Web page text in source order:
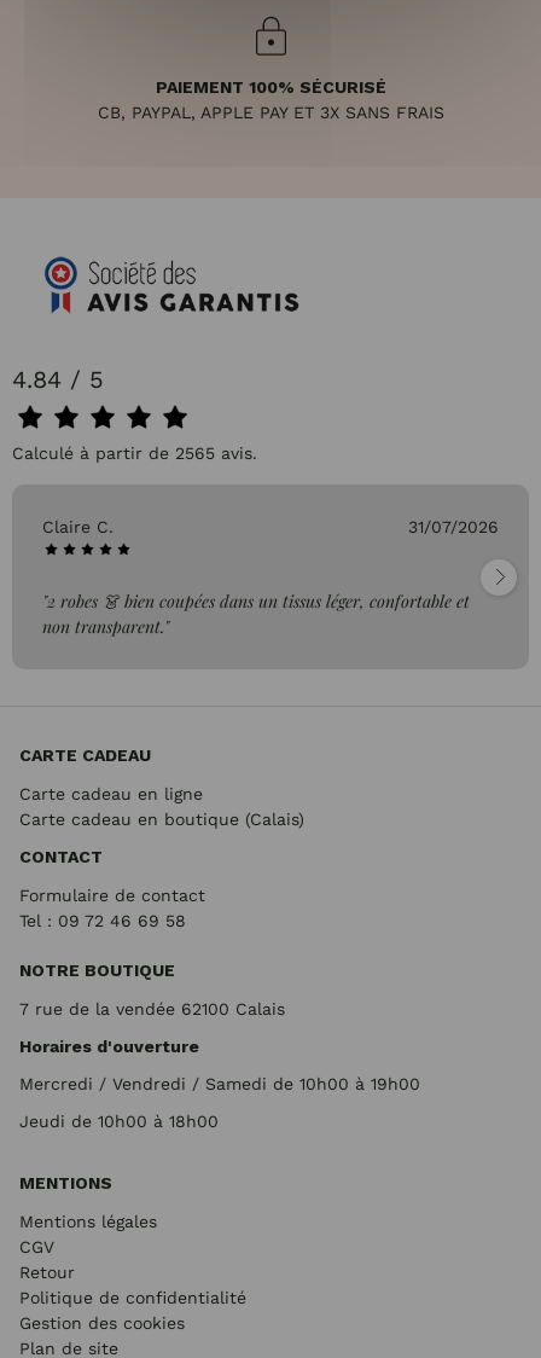
PAIEMENT 100% SÉCURISÉ
CB, PAYPAL, APPLE PAY ET 3X SANS FRAIS
4.84 / 5
Calculé à partir de 2565 avis.
Claire C. 31/07/2026
"2 robes 👗 bien coupées dans un tissus léger, confortable et
non transparent."
CARTE CADEAU
Carte cadeau en ligne
Carte cadeau en boutique (Calais)
CONTACT
Formulaire de contact
Tel : 09 72 46 69 58
NOTRE BOUTIQUE
7 rue de la vendée 62100 Calais
Horaires d'ouverture
Mercredi / Vendredi / Samedi de 10h00 à 19h00
Jeudi de 10h00 à 18h00
MENTIONS
Mentions légales
CGV
Retour
Politique de confidentialité
Gestion des cookies
Plan de site